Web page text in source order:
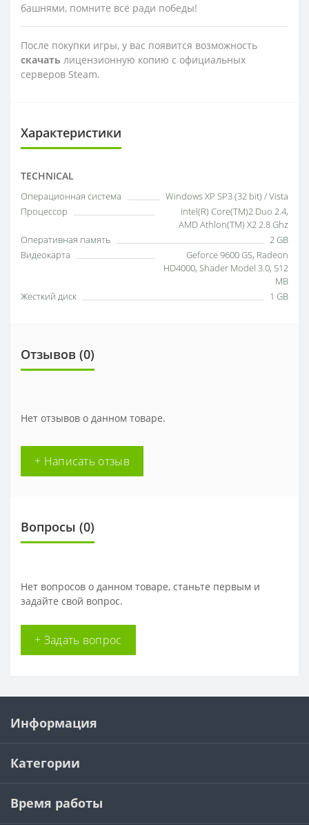
башнями, помните всё ради победы!
После покупки игры, у вас появится возможность
скачать лицензионную копию с официальных
серверов Steam.
Характеристики
TECHNICAL
Операционная система
Windows XP SP3 (32 bit) / Vista
Процессор
Intel(R) Core(TM)2 Duo 2.4,
AMD Athlon(TM) X2 2.8 Ghz
Оперативная память
2 GB
Видеокарта
Geforce 9600 GS, Radeon
HD4000, Shader Model 3.0, 512
MB
Жесткий диск
1 GB
Отзывов (0)
Нет отзывов о данном товаре.
+ Написать отзыв
Вопросы (0)
Нет вопросов о данном товаре, станьте первым и
задайте свой вопрос.
+ Задать вопрос
Информация
Категории
Время работы